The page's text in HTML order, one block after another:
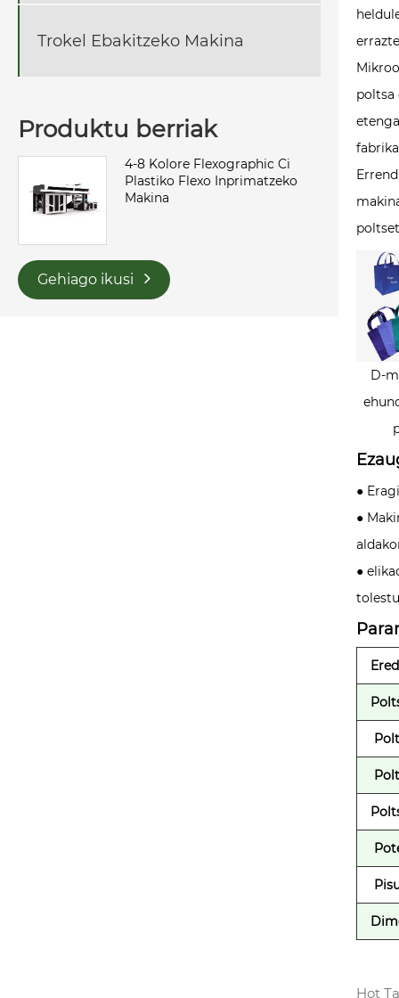
Trokel Ebakitzeko Makina
Produktu berriak
4-8 Kolore Flexographic Ci
Plastiko Flexo Inprimatzeko
Makina
Gehiago ikusi
poltsa
D-
●
●
●
Hot